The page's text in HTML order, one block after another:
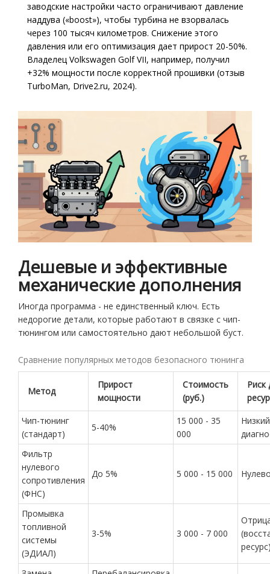
заводские настройки часто ограничивают давление
наддува («boost»), чтобы турбина не взорвалась
через 100 тысяч километров. Снижение этого
давления или его оптимизация дает прирост 20-50%.
Владелец Volkswagen Golf VII, например, получил
+32% мощности после корректной прошивки (отзыв
TurboMan, Drive2.ru, 2024).
Дешевые и эффективные
механические дополнения
Иногда программа - не единственный ключ. Есть
недорогие детали, которые работают в связке с чип-
тюнингом или самостоятельно дают небольшой буст.
Сравнение популярных методов безопасного тюнинга
Метод
Прирост
мощности
Стоимость
(руб.)
Риск
Чип-тюнинг
(стандарт)
5-40%
15 000 - 35
000
Фильтр
нулевого
сопротивления
(ФНС)
До 5% 5 000 - 15 000
Промывка
топливной
системы
(ЭДИАЛ)
3-5% 3 000 - 7 000